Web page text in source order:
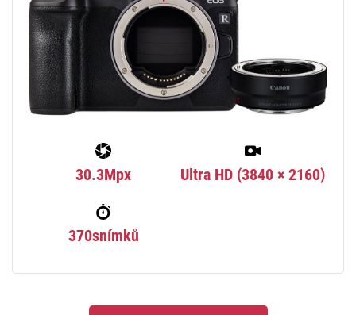
30.3Mpx Ultra HD (3840 × 2160)
370snímků